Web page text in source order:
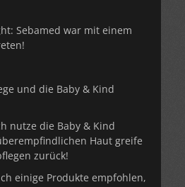
Sebamed war mit einem
und die Baby & Kind
nutze die Baby & Kind
Haut greife
zurück!
einige Produkte empfohlen,